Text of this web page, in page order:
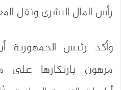
رأس المال البشري ونقل
وأكد رئيس
مرهون بارتكازها على